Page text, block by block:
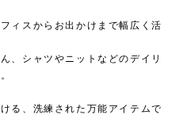
ィスからお出かけまで幅広く活
、シャツやニットなどのデイリ
る、洗練された万能アイテムで